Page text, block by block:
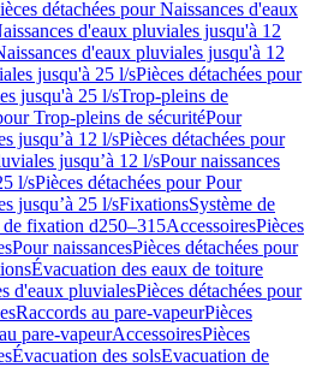
détachées pour Naissances d'eaux
d'eaux pluviales jusqu'à 12
d'eaux pluviales jusqu'à 12
jusqu'à 25 l/sPièces détachées pour
jusqu'à 25 l/sTrop-pleins de
Trop-pleins de sécuritéPour
jusqu’à 12 l/sPièces détachées pour
jusqu’à 12 l/sPour naissances
l/sPièces détachées pour Pour
jusqu’à 25 l/sFixationsSystème de
de fixation d250–315AccessoiresPièces
Pour naissancesPièces détachées pour
Évacuation des eaux de toiture
d'eaux pluvialesPièces détachées pour
Raccords au pare-vapeurPièces
pare-vapeurAccessoiresPièces
Évacuation des solsEvacuation de